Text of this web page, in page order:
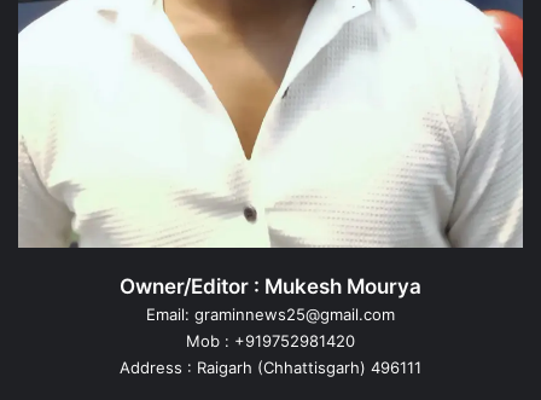
Owner/Editor : Mukesh Mourya
Email: graminnews25@gmail.com
Mob : +919752981420
Address : Raigarh (Chhattisgarh) 496111